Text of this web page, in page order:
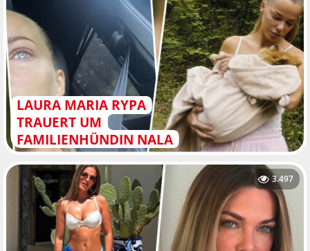
LAURA MARIA RYPA
TRAUERT UM
FAMILIENHÜNDIN NALA
3.497